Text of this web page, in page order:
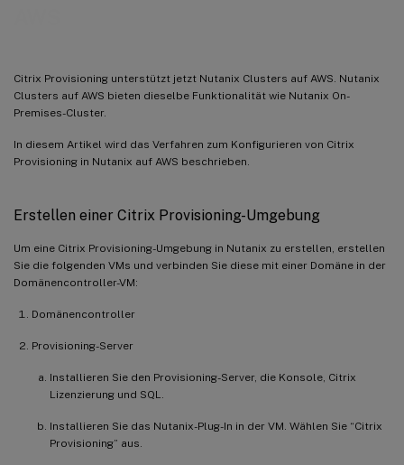
Citrix Provisioning unterstützt jetzt Nutanix Clusters auf AWS. Nutanix
Clusters auf AWS bieten dieselbe Funktionalität wie Nutanix On-
Premises-Cluster.
In diesem Artikel wird das Verfahren zum Konfigurieren von Citrix
Provisioning in Nutanix auf AWS beschrieben.
Erstellen einer Citrix Provisioning-Umgebung
Um eine Citrix Provisioning-Umgebung in Nutanix zu erstellen, erstellen
Sie die folgenden VMs und verbinden Sie diese mit einer Domäne in der
Domänencontroller-VM:
Domänencontroller
Provisioning-Server
Installieren Sie den Provisioning-Server, die Konsole, Citrix
Lizenzierung und SQL.
Installieren Sie das Nutanix-Plug-In in der VM. Wählen Sie “Citrix
Provisioning” aus.